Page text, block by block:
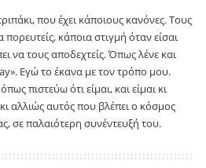
που έχει κάποιους κανόνες. Τους
κάποια στιγμή όταν είσαι
να τους αποδεχτείς. Όπως λένε και
Εγώ το έκανα με τον τρόπο μου.
πιστεύω ότι είμαι, και είμαι κι
κι αλλιώς αυτός που βλέπει ο κόσμος
σε παλαιότερη συνέντευξή του.